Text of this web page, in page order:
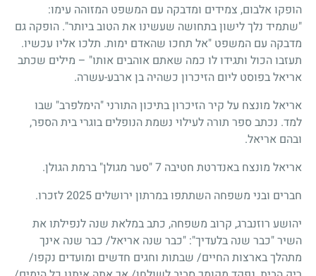
הופקו אלבום, צמידים ומדבקה עם המשפט המזוהה עימו:
"שתמיד נלך לישון בתחושה שעשינו את הטוב ביותר". הופקה גם
מדבקה עם המשפט "אל תחכו שהאדם ימות. תלכו אליו עכשיו.
תעזבו הכול ותגידו לו כמה שאתם אוהבים אותו" – מילים שכתב
אריאל בפוסט ליום הזיכרון כשהיה בן ארבע-עשרה.
אריאל מונצח על קיר הזיכרון בתיכון התורני "הימלפרב" שבו
למד. נכתב ספר תורה לעילוי נשמת הנופלים בוגרי בית הספר,
ובהם אריאל.
אריאל מונצח באנדרטת חטיבה 7 "סער מגולן" ברמת הגולן.
חברים ובני משפחה השתתפו במרתון ירושלים 2025 לזכרו.
יהושע רוזנברג, קרוב משפחה, כתב במלאת שנה לנפילתו את
השיר "כבר שנה בלעדיך": "כבר שנה אריאל/ כבר שנה אינך
מתהלך בארצות החיים/ שבתות וחגים חדשים ומועדים נקפו/